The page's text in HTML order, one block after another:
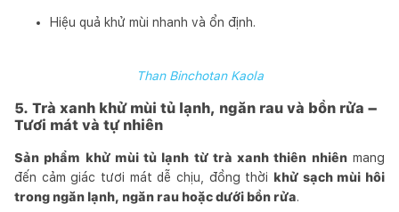
Hiệu quả khử mùi nhanh và ổn định.
Than Binchotan Kaola
5. Trà xanh khử mùi tủ lạnh, ngăn rau và bồn rửa –
Tươi mát và tự nhiên
Sản phẩm khử mùi tủ lạnh từ trà xanh thiên nhiênmang
đến cảm giác tươi mát dễ chịu, đồng thời khử sạch mùi hôi
trong ngăn lạnh, ngăn rau hoặc dưới bồn rửa.